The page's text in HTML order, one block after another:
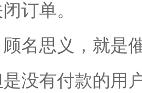
订单。
名思义，就是
没有付款的用